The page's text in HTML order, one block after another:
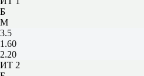
Б
М
3.5
1.60
2.20
ИТ 2